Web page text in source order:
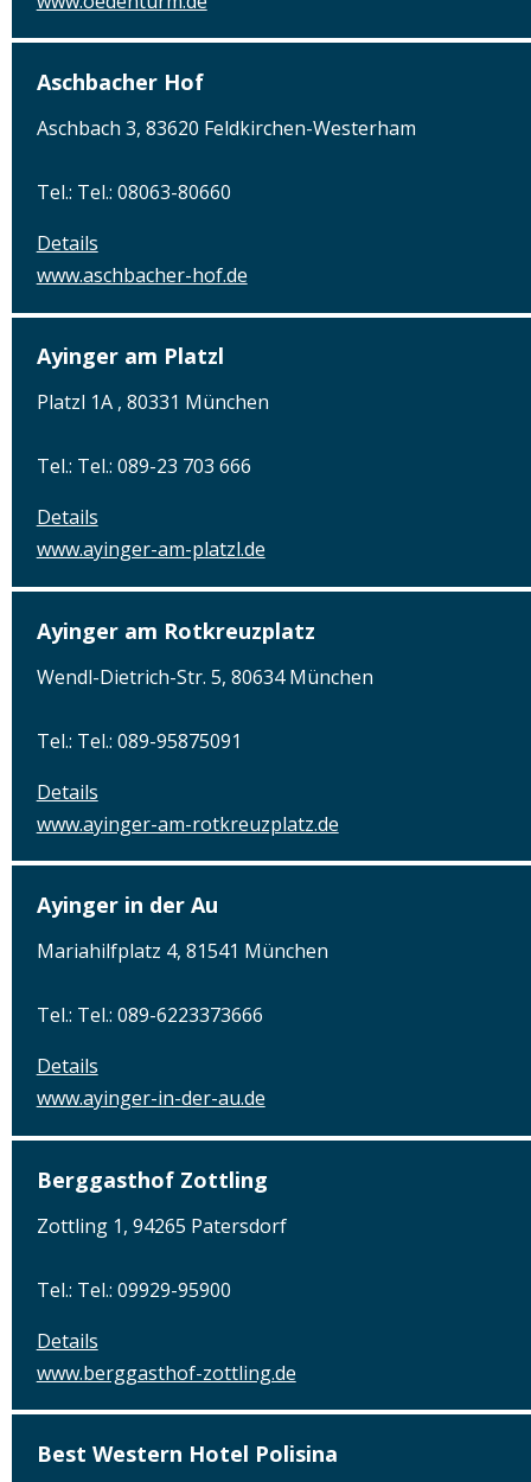
Aschbacher Hof
Aschbach 3, 83620 Feldkirchen-Westerham
Tel.: Tel.: 08063-80660
Details
www.aschbacher-hof.de
Ayinger am Platzl
Platzl 1A , 80331 München
Tel.: Tel.: 089-23 703 666
Details
www.ayinger-am-platzl.de
Ayinger am Rotkreuzplatz
Wendl-Dietrich-Str. 5, 80634 München
Tel.: Tel.: 089-95875091
Details
www.ayinger-am-rotkreuzplatz.de
Ayinger in der Au
Mariahilfplatz 4, 81541 München
Tel.: Tel.: 089-6223373666
Details
www.ayinger-in-der-au.de
Berggasthof Zottling
Zottling 1, 94265 Patersdorf
Tel.: Tel.: 09929-95900
Details
www.berggasthof-zottling.de
Best Western Hotel Polisina